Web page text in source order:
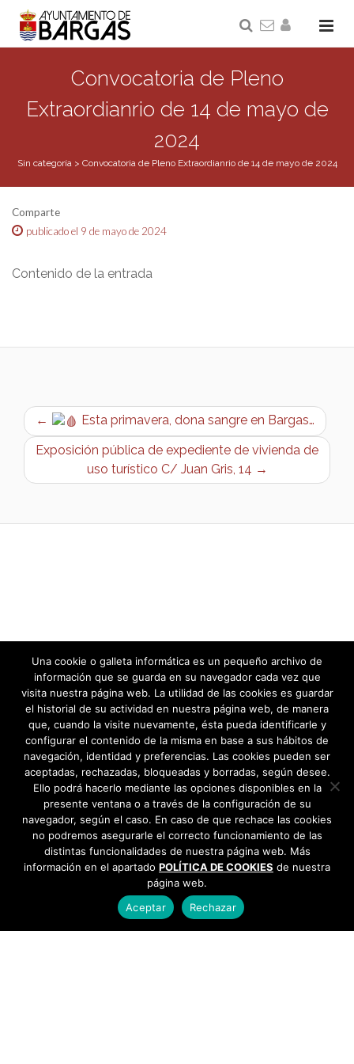
Convocatoria de Pleno
Extraordianrio de 14 de mayo de
2024
Sin categoría> Convocatoria de Pleno Extraordianrio de 14 de mayo de 2024
Comparte
publicado el 9 de mayo de 2024
Contenido de la entrada
←
Esta primavera, dona sangre en Bargas…
Exposición pública de expediente de vivienda de
uso turístico C/ Juan Gris, 14 →
Una cookie o galleta informática es un pequeño archivo de
información que se guarda en su navegador cada vez que
visita nuestra página web. La utilidad de las cookies es guardar
el historial de su actividad en nuestra página web, de manera
que, cuando la visite nuevamente, ésta pueda identificarle y
configurar el contenido de la misma en base a sus hábitos de
navegación, identidad y preferencias. Las cookies pueden ser
aceptadas, rechazadas, bloqueadas y borradas, según desee.
Ello podrá hacerlo mediante las opciones disponibles en la
presente ventana o a través de la configuración de su
navegador, según el caso. En caso de que rechace las cookies
no podremos asegurarle el correcto funcionamiento de las
distintas funcionalidades de nuestra página web. Más
información en el apartado POLÍTICA DE COOKIES de nuestra
página web.
Aceptar
Rechazar